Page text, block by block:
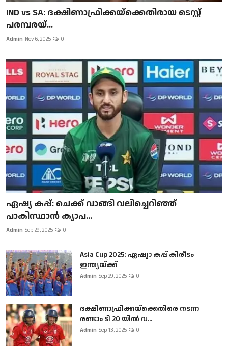
IND vs SA: ദക്ഷിണാഫ്രിക്കയ്‌ക്കെതിരായ ടെസ്റ്റ്
പരമ്പരയ്...
Admin Nov 6, 2025 0
ഏഷ്യ കപ്പ്: ചെക്ക് വാങ്ങി വലിച്ചെറിഞ്ഞ്
പാകിസ്ഥാൻ ക്യാപ...
Admin Sep 29, 2025 0
Asia Cup 2025: ഏഷ്യാ കപ്പ് കിരീടം
ഇന്ത്യയ്ക്ക്
Admin Sep 29, 2025 0
ദക്ഷിണാഫ്രിക്കയ്‌ക്കെതിരെ നടന്ന
രണ്ടാം ടി 20 യിൽ വ...
Admin Sep 13, 2025 0